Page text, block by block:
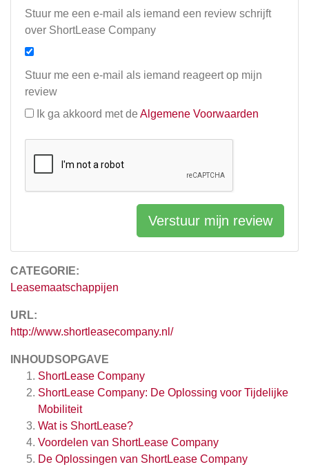
CATEGORIE:
Leasemaatschappijen
URL:
http://www.shortleasecompany.nl/
INHOUDSOPGAVE
ShortLease Company
ShortLease Company: De Oplossing voor Tijdelijke
Mobiliteit
Wat is ShortLease?
Voordelen van ShortLease Company
De Oplossingen van ShortLease Company
Stuur me een e-mail als iemand een review schrijft
over ShortLease Company
Stuur me een e-mail als iemand reageert op mijn
review
Ik ga akkoord met de Algemene Voorwaarden
Verstuur mijn review